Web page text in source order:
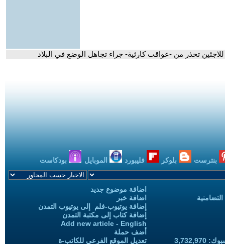
تحذر من -عواقب كارثية- جراء تجاهل الوضع في البلاد
بنترست بلوكر فليبورد الموبايل بودكاست
اضافة موضوع جديد
اضافة خبر
إضافة يوتيوب-فلم إلى يوتيوب التمدن
إضافة كتاب إلى مكتبة التمدن
Add new article - English
أضف حملة
تعديل الموقع الفرعي للكاتب-ة